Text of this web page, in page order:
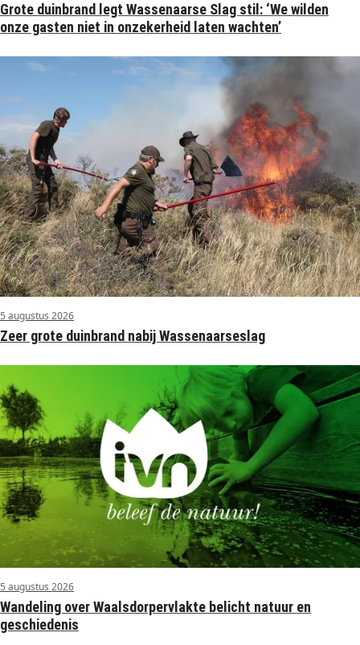
Grote duinbrand legt Wassenaarse Slag stil: ‘We wilden
onze gasten niet in onzekerheid laten wachten’
5 augustus 2026
Zeer grote duinbrand nabij Wassenaarseslag
5 augustus 2026
Wandeling over Waalsdorpervlakte belicht natuur en
geschiedenis